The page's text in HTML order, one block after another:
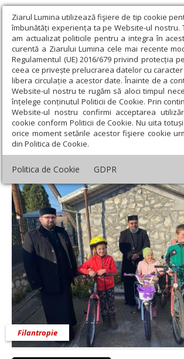
Ziarul Lumina utilizează fişiere de tip cookie
îmbunătăți experiența ta pe Website-ul nostru.
am actualizat politicile pentru a integra în
curentă a Ziarului Lumina cele mai recente
Regulamentul (UE) 2016/679 privind protecția
ceea ce privește prelucrarea datelor cu
libera circulație a acestor date. Înainte de a
Website-ul nostru te rugăm să aloci timpul
înțelege conținutul Politicii de Cookie. Prin
Website-ul nostru confirmi acceptarea
cookie conform Politicii de Cookie. Nu uita
orice moment setările acestor fişiere cookie
din Politica de Cookie.
Politica de Cookie GDPR
Ziarul Lumina › Filantropie › Biciclete pentru
din județul Mureș
Biciclete pentru copiii
județul Mureș
Filantropie